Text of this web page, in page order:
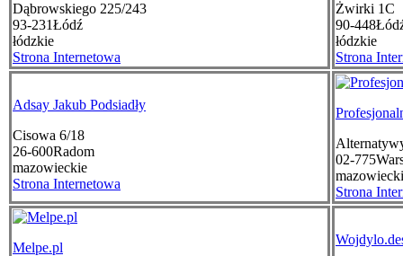
Dąbrowskiego 225/243
93-231Łódź
łódzkie
Strona Internetowa
Żwirki 1C
90-448
łódzkie
Strona
Adsay Jakub Podsiadły
Cisowa 6/18
26-600Radom
mazowieckie
Strona Internetowa
02-775
Strona
Melpe.pl